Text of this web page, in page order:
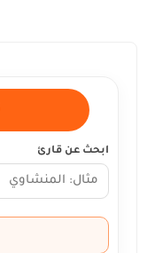
ابحث عن قارئ